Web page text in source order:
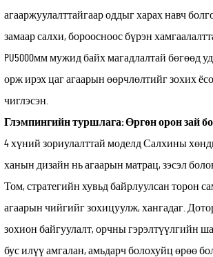
агааржуулалттайгаар оддыг харах навч
замаар салхи, бороосноос бүрэн
PU5000мм мужид байх магадлалтай бөгөөд
орж ирэх цаг агаарын өөрчлөлтийг зохих
чиглэсэн.
Глэмпингийн туршлага: Өргөн орон зай
4 хүний зориулалттай моделд Салхины
ханын дизайн нь агаарын матрац, зэсэл
Том, стратегийн хувьд байрлуулсан торон
агаарын чийгийг зохицуулж, хангадаг.
зохион байгуулалт, орчны гэрэлтүүлгийн
бус илүү амгалан, амьдарч болохуйц өрөө